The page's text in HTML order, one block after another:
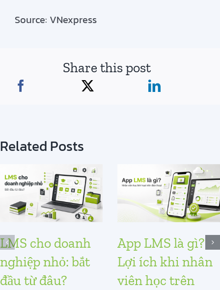
Source: VNexpress
Share this post
Related Posts
LMS cho doanh
nghiệp nhỏ: bắt
đầu từ đâu?
App LMS là gì?
Lợi ích khi nhân
viên học trên